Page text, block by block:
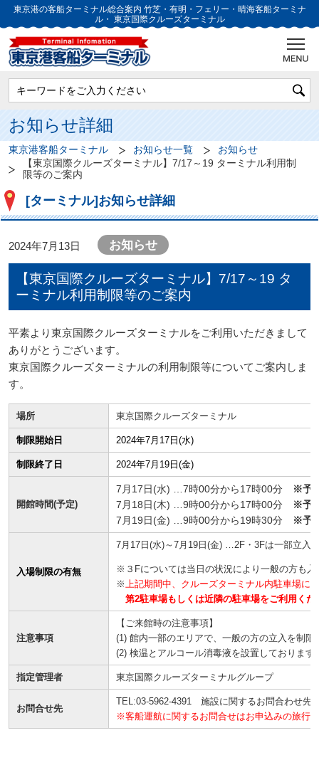
東京港の客船ターミナル総合案内 竹芝・有明・フェリー・晴海客船ターミナ
ル・ 東京国際クルーズターミナル
お知らせ詳細
東京港客船ターミナル お知らせ一覧
お知らせ
【東京国際クルーズターミナル】7/17～19 ターミナル利用制
限等のご案内
[ターミナル]お知らせ詳細
2024年7月13日 お知らせ
【東京国際クルーズターミナル】7/17～19 タ
ーミナル利用制限等のご案内
平素より東京国際クルーズターミナルをご利用いただきまして
ありがとうございます。
東京国際クルーズターミナルの利用制限等についてご案内しま
す。
場所 東京国際クルーズターミナル
制限開始日 2024年7月17日(水)
制限終了日 2024年7月19日(金)
開館時間(予定)
7月17日(水) …7時00分から17時00分
※予
7月18日(木) …9時00分から17時00分
※予
7月19日(金) …9時00分から19時30分
※予
入場制限の有無
7月17日(水)～7月19日(金) …2F・3Fは一部立入
※３Fについては当日の状況により一般の方も
※上記期間中、クルーズターミナル内駐車場に
第2駐車場もしくは近隣の駐車場をご利用くだ
注意事項
【ご来館時の注意事項】
(1) 館内一部のエリアで、一般の方の立入を制
(2) 検温とアルコール消毒液を設置しておりま
指定管理者 東京国際クルーズターミナルグループ
お問合せ先
TEL:03-5962-4391 施設に関するお問合わせ先
※客船運航に関するお問合せはお申込みの旅行